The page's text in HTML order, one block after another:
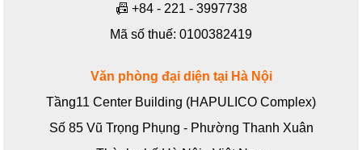
📠 +84 - 221 - 3997738
Mã số thuế: 0100382419
Văn phòng đại diện tại Hà Nội
Tầng11 Center Building (HAPULICO Complex)
Số 85 Vũ Trọng Phụng - Phường Thanh Xuân